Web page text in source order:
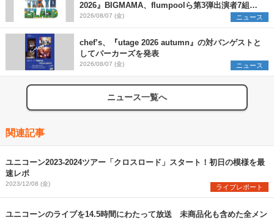
2026』BIGMAMA、flumpoolら第3弾出演者7組を
発表 ワークショップ・アート出展者を募集
2026/08/07 (金) ニュース
chef’s、『utage 2026 autumn』の対バンゲストと
してパーカーズを発表
2026/08/07 (金) ニュース
ニュース一覧へ
関連記事
ユニコーン2023-2024ツアー「クロスロード」スタート！初日の模様を最
速レポ
2023/12/08 (金) ライブレポート
ユニコーンのライブを14.5時間にわたって放送 未商品化も含めた全メン